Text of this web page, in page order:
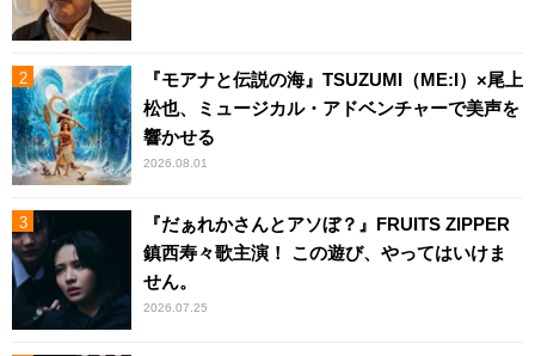
『モアナと伝説の海』TSUZUMI（ME:I）×尾上
松也、ミュージカル・アドベンチャーで美声を
響かせる
2026.08.01
『だぁれかさんとアソぼ？』FRUITS ZIPPER
鎮西寿々歌主演！ この遊び、やってはいけま
せん。
2026.07.25